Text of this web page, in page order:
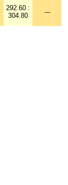
292.60 :
304.80
---